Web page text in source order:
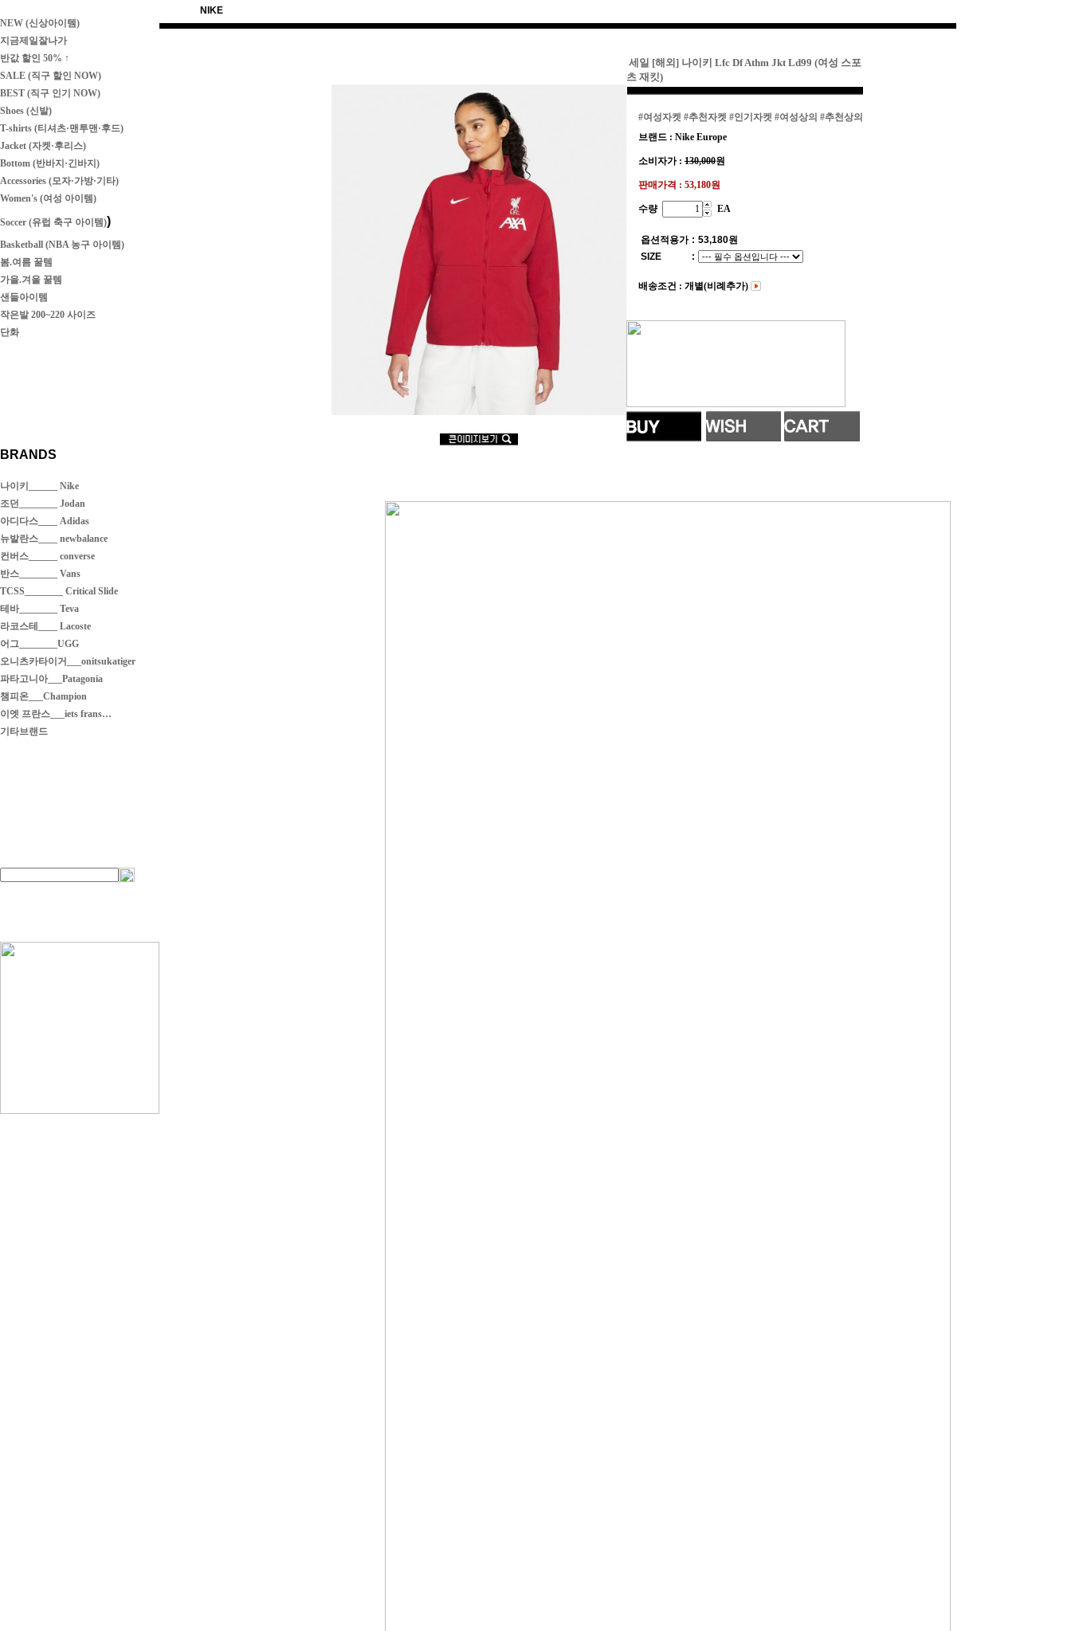
NEW (신상아이템)
지금제일잘나가
반값 할인 50% ↑
SALE (직구 할인 NOW)
BEST (직구 인기 NOW)
Shoes (신발)
T-shirts (티셔츠·맨투맨·후드)
Jacket (자켓·후리스)
Bottom (반바지·긴바지)
Accessories (모자·가방·기타)
Women's (여성 아이템)
Soccer (유럽 축구 아이템))
Basketball (NBA 농구 아이템)
봄.여름 꿀템
가을.겨울 꿀템
샌들아이템
작은발 200~220 사이즈
단화
BRANDS
나이키______ Nike
조던________ Jodan
아디다스____ Adidas
뉴발란스____ newbalance
컨버스______ converse
반스________ Vans
TCSS________ Critical Slide
테바________ Teva
라코스테____ Lacoste
어그________UGG
오니츠카타이거___onitsukatiger
파타고니아___Patagonia
챔피온___Champion
이엣 프란스___iets frans…
기타브랜드
NIKE
세일 [해외] 나이키 Lfc Df Athm Jkt Ld99 (여성 스포
츠 재킷)
#여성자켓 #추천자켓 #인기자켓 #여성상의 #추천상의
브랜드 : Nike Europe
소비자가 : 130,000원
판매가격 : 53,180원
수량 EA
옵션적용가 : 53,180원
SIZE
:
배송조건 : 개별(비례추가)